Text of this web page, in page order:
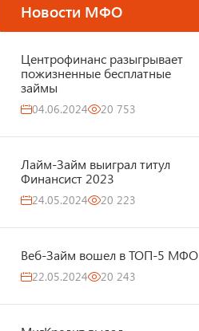
Новости МФО
Центрофинанс разыгрывает
пожизненные бесплатные
займы
04.06.2024 20 753
Лайм-Займ выиграл титул
Финансист 2023
24.05.2024 20 223
Веб-Займ вошел в ТОП-5 МФО
22.05.2024 20 243